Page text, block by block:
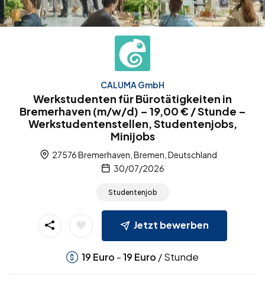
CALUMA GmbH
Werkstudenten für Bürotätigkeiten in
Bremerhaven (m/w/d) – 19,00 € / Stunde –
Werkstudentenstellen, Studentenjobs,
Minijobs
27576 Bremerhaven, Bremen, Deutschland
30/07/2026
Studentenjob
Jetzt bewerben
19 Euro -19 Euro / Stunde